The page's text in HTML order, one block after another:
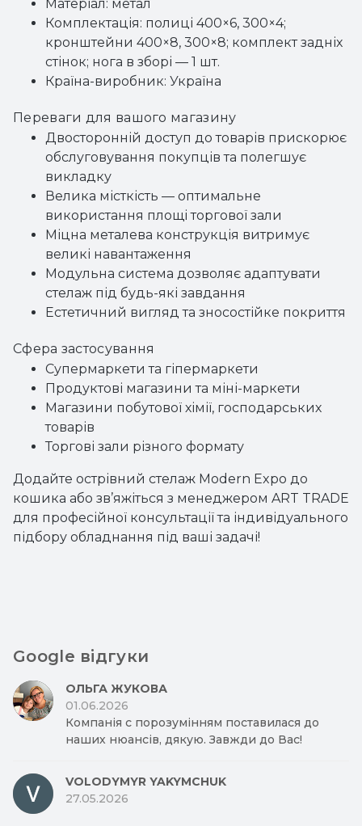
Комплектація: полиці 400×6, 300×4;
кронштейни 400×8, 300×8; комплект задніх
стінок; нога в зборі — 1 шт.
Країна-виробник: Україна
Переваги для вашого магазину
Двосторонній доступ до товарів прискорює
обслуговування покупців та полегшує
викладку
Велика місткість — оптимальне
використання площі торгової зали
Міцна металева конструкція витримує
великі навантаження
Модульна система дозволяє адаптувати
стелаж під будь-які завдання
Естетичний вигляд та зносостійке покриття
Сфера застосування
Супермаркети та гіпермаркети
Продуктові магазини та міні-маркети
Магазини побутової хімії, господарських
товарів
Торгові зали різного формату
Додайте острівний стелаж Modern Expo до
кошика або зв’яжіться з менеджером ART TRADE
для професійної консультації та індивідуального
підбору обладнання під ваші задачі!
Google відгуки
ОЛЬГА ЖУКОВА
01.06.2026
Компанія с порозумінням поставилася до
наших нюансів, дякую. Завжди до Вас!
VOLODYMYR YAKYMCHUK
27.05.2026